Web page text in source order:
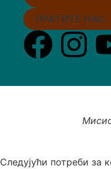
ПРАТИТЕ НАС
Следујући потреби за